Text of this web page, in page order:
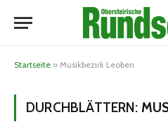
Startseite » Musikbezirk Leoben
DURCHBLÄTTERN: